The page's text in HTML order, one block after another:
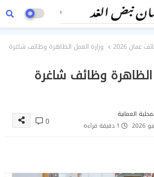
عمان 2026
وزارة العمل الظاهرة وظائف شاغرة
الظاهرة وظائف شاغرة
العمانية
1 دقيقة قراءة 0